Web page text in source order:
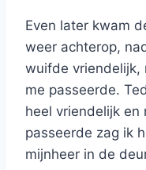
Even later kwam
weer achterop,
wuifde vriendelijk,
me passeerde.
heel vriendelijk en
passeerde zag ik
mijnheer in de